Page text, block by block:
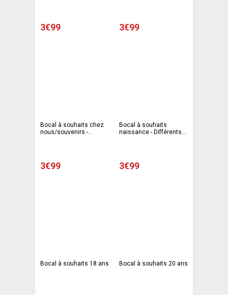
3€99 3€99
Bocal à souhaits chez
nous/souvenirs -
3€99
Bocal à souhaits
naissance - Différents
3€99
Bocal à souhaits 18 ans Bocal à souhaits 20 ans